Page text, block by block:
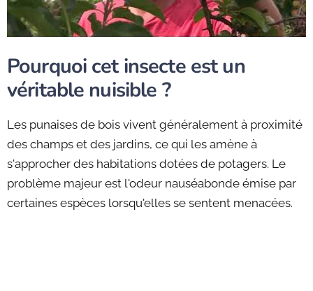
Pourquoi cet insecte est un
véritable nuisible ?
Les punaises de bois vivent généralement à proximité
des champs et des jardins, ce qui les amène à
s'approcher des habitations dotées de potagers. Le
problème majeur est l'odeur nauséabonde émise par
certaines espèces lorsqu'elles se sentent menacées.